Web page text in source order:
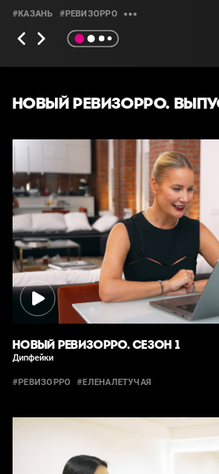
#КАЗАНЬ #РЕВИЗОРРО
НОВЫЙ РЕВИЗОРРО.
НОВЫЙ РЕВИЗОРРО. СЕЗОН 1
Дипфейки
#РЕВИЗОРРО #ЕЛЕНАЛЕТУЧАЯ